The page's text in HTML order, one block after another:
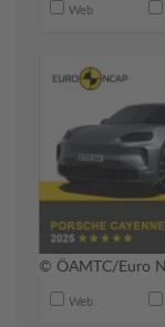
Web
© ÖAMTC/Euro
Web